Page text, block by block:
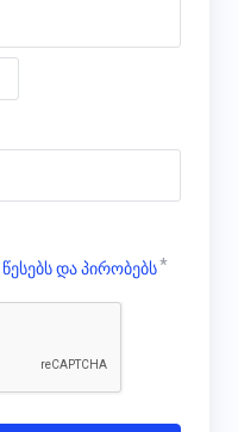
წესებს და პირობებს